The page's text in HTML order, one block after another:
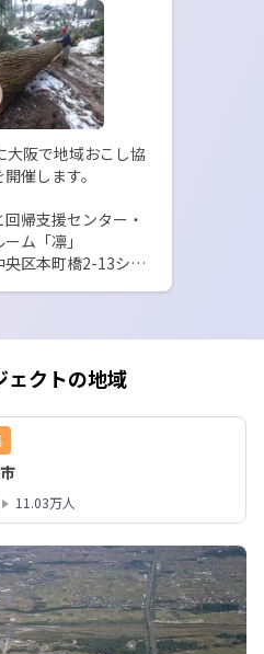
大阪で地域おこし協
催します。
帰支援センター・
ム「凛」
本町橋2-13シテ
ェクトの地域
11.03万人